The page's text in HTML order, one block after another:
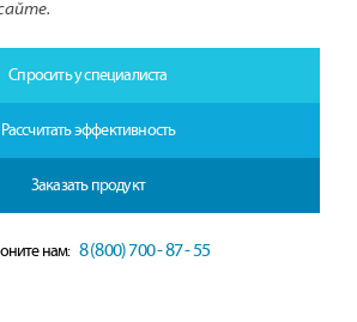
Спросить у специалиста
Рассчитать эффективность
Заказать продукт
нам: 8 (800) 700 - 87 - 55